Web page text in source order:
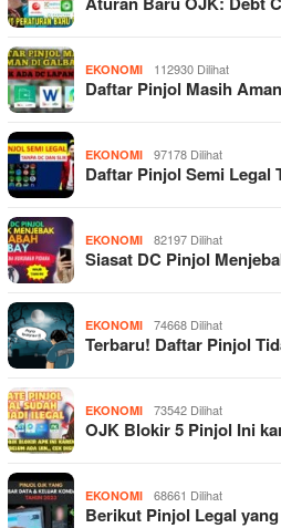
EKONOMI 112930 Dilihat
Daftar Pinjol Masih
EKONOMI 97178 Dilihat
Daftar Pinjol Semi Legal
EKONOMI 82197 Dilihat
Siasat DC Pinjol
EKONOMI 74668 Dilihat
Terbaru! Daftar Pinjol
EKONOMI 73542 Dilihat
OJK Blokir 5 Pinjol Ini
EKONOMI 68661 Dilihat
Berikut Pinjol Legal